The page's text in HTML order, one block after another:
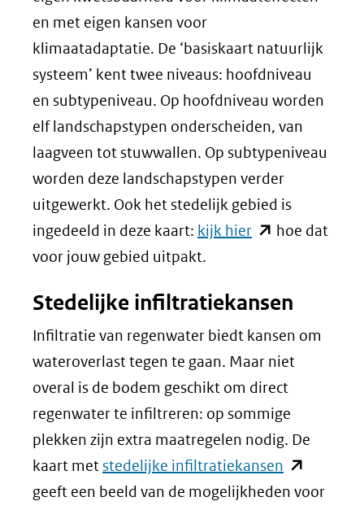
en met eigen kansen voor
klimaatadaptatie. De ‘basiskaart natuurlijk
systeem’ kent twee niveaus: hoofdniveau
en subtypeniveau. Op hoofdniveau worden
elf landschapstypen onderscheiden, van
laagveen tot stuwwallen. Op subtypeniveau
worden deze landschapstypen verder
uitgewerkt. Ook het stedelijk gebied is
ingedeeld in deze kaart: kijk hier(opent
venster)
(verwijst
naar
een
andere
website)
hoe dat
voor jouw gebied uitpakt.
Stedelijke infiltratiekansen
Infiltratie van regenwater biedt kansen om
wateroverlast tegen te gaan. Maar niet
overal is de bodem geschikt om direct
regenwater te infiltreren: op sommige
plekken zijn extra maatregelen nodig. De
kaart metstedelijke infiltratiekansen (opent
in
geeft een beeld van de mogelijkheden voor